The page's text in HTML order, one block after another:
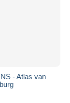
- Atlas van